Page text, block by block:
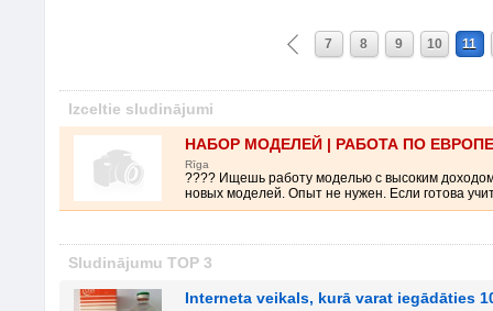
7 8 9 10 11
Izceltie sludinājumi
НАБОР МОДЕЛЕЙ | РАБОТА ПО ЕВРОПЕ
Rīga
???? Ищешь работу моделью с высоким
новых моделей. Опыт не нужен. Если готова
Sludinājumu TOP 3
Interneta veikals, kurā varat iegādāties